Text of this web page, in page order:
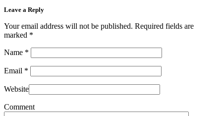
Leave a Reply
Your email address will not be published. Required fields are
marked *
Name *
Email *
Website
Comment